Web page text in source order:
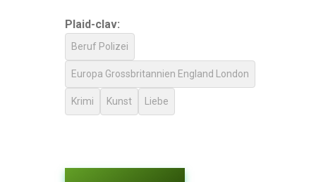
Plaid-clav:
Beruf Polizei
Europa Grossbritannien England London
Krimi Kunst Liebe